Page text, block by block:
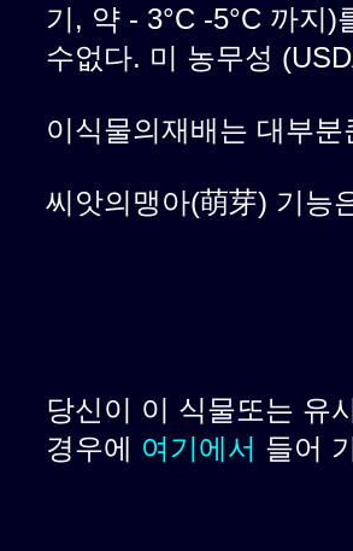
기, 약 - 3°C -5°C 까지
수없다. 미 농무성
이식물의재배는 대부
씨앗의맹아(萌芽) 기능
당신이 이 식물또는 유
경우에 여기에서 들어